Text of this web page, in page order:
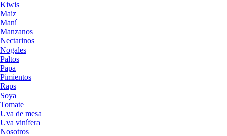
Kiwis
Maiz
Maní
Manzanos
Nectarinos
Nogales
Paltos
Papa
Pimientos
Raps
Soya
Tomate
Uva de mesa
Uva vinífera
Nosotros